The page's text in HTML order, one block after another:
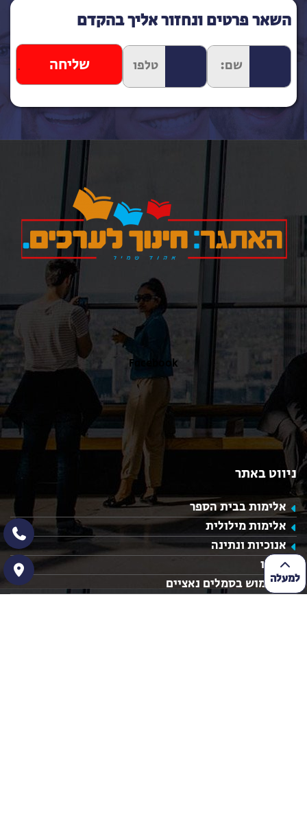
למעלה
השאר פרטים ונחזור אליך בהקדם
Facebook
ניווט באתר
אלימות בבית הספר
אלימות מילולית
אנוכיות ונתינה
הגורו
השימוש בסמלים נאציים